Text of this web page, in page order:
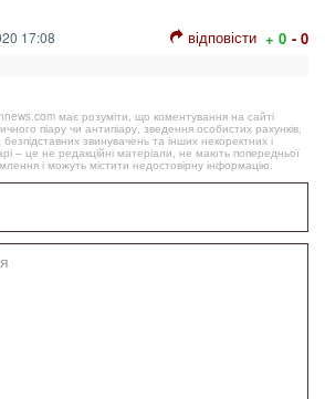
17:08 відповісти + 0 - 0
має розуміти, що коментування на сайті
піару чи антипіару, зведення особистих рахунків,
звинувачень та інших некоректних і
– це не редакційні матеріали, не мають попередньої
і можуть містити недостовірну інформацію.